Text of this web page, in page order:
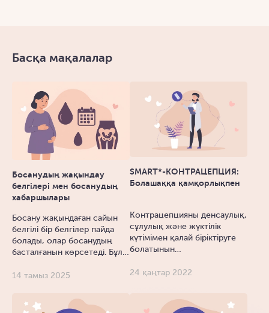
Басқа мақалалар
Босанудың жақындау
белгілері мен босанудың
хабаршылары
Босану жақындаған сайын
белгілі бір белгілер пайда
болады, олар босанудың
басталғанын көрсетеді. Бұл…
14 тамыз 2025
SMART*-КОНТРАЦЕПЦИЯ:
Болашаққа қамқорлықпен
Контрацепцияны денсаулық,
сұлулық және жүктілік
күтімімен қалай біріктіруге
болатынын…
24 қаңтар 2022